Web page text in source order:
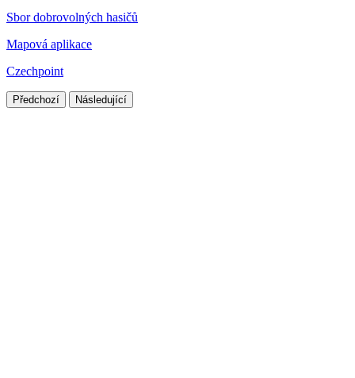
Sbor dobrovolných hasičů
Mapová aplikace
Czechpoint
Předchozí Následující